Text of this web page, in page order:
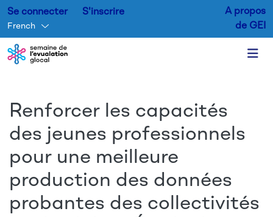
Se connecter S'inscrire
French
A propos
de GEI
Renforcer les capacités
des jeunes professionnels
pour une meilleure
production des données
probantes des collectivités